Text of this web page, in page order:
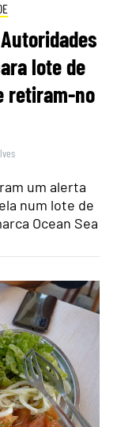
lote de
retiram-no
um alerta
num lote de
Ocean Sea